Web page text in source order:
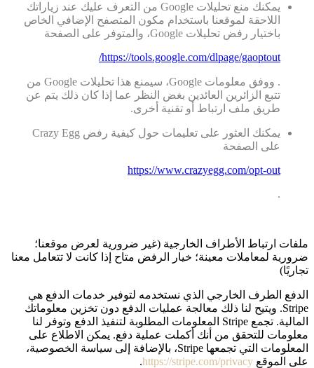
يمكنك منع تحليلات Google من التعرف عليك عند زياراتك
اللاحقة لموقعنا باستخدام مكون المتصفح الإضافي الخاص
باختيار رفض تحليلات Google، والمتوفر على الصفحة
https://tools.google.com/dlpage/gaoptout/
. ووفق معلومات Google، سيمنع هذا تحليلات Google من
تتبع الزائرين العائدين بغض النظر عما إذا كان ذلك يتم عن
طريق ملف ارتباط أو تقنية أخرى.
يمكنك العثور على تعليمات حول كيفية رفض Crazy Egg
على الصفحة
https://www.crazyegg.com/opt-out
.
ملفات ارتباط الأطراف الخارجية (غير ضرورية لعرض موقعنا؛
ضرورية لمعاملات معينة؛ خيار الرفض متاح إذا كانت لا تتعامل معنا
تجاريًا)
الدفع الطرف الخارجي الذي نستخدمه لتوفير خدمات الدفع هي
Stripe. ويتيح لنا ذلك معالجة عمليات الدفع دون تخزين معلوماتك
المالية. تجمع Stripe المعلومات المطلوبة لتنفيذ الدفع وتوفر لنا
معلومات للتحقق من أنك أكملت عملية دفع. يمكن الاطلاع على
المعلومات التي تجمعها Stripe، بالإضافة إلى سياسة الخصوصية،
على الموقع https://stripe.com/privacy
.